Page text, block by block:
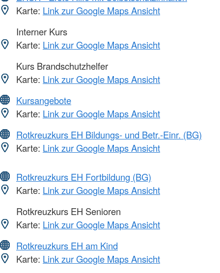
Karte: Link zur Google Maps Ansicht
Interner Kurs
Karte: Link zur Google Maps Ansicht
Kurs Brandschutzhelfer
Karte: Link zur Google Maps Ansicht
Kursangebote
Karte: Link zur Google Maps Ansicht
Rotkreuzkurs EH Bildungs- und Betr.-Einr. (BG)
Karte: Link zur Google Maps Ansicht
Rotkreuzkurs EH Fortbildung (BG)
Karte: Link zur Google Maps Ansicht
Rotkreuzkurs EH Senioren
Karte: Link zur Google Maps Ansicht
Rotkreuzkurs EH am Kind
Karte: Link zur Google Maps Ansicht